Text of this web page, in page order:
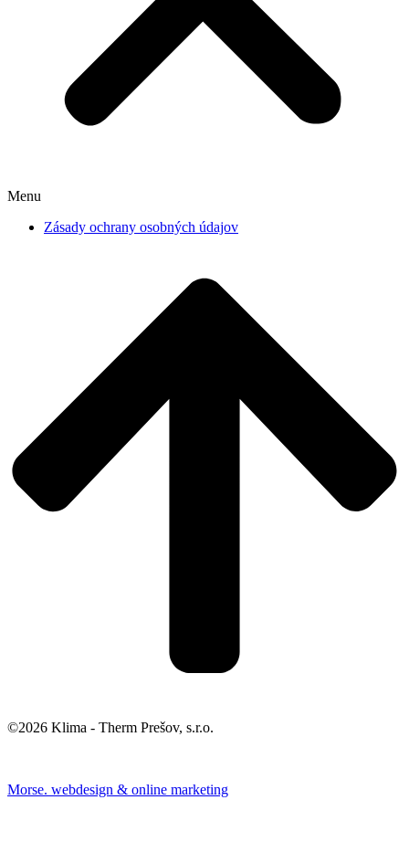
Menu
Zásady ochrany osobných údajov
©2026 Klima - Therm Prešov, s.r.o.
Morse. webdesign & online marketing